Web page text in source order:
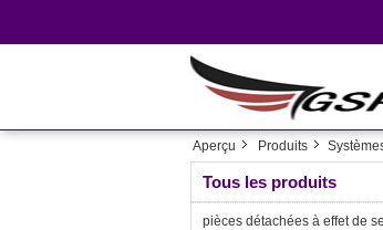
Aperçu Produits
Tous les produits
pièces détachées à effet de